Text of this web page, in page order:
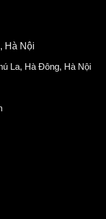
Hà Nội
La, Hà Đông, Hà Nội